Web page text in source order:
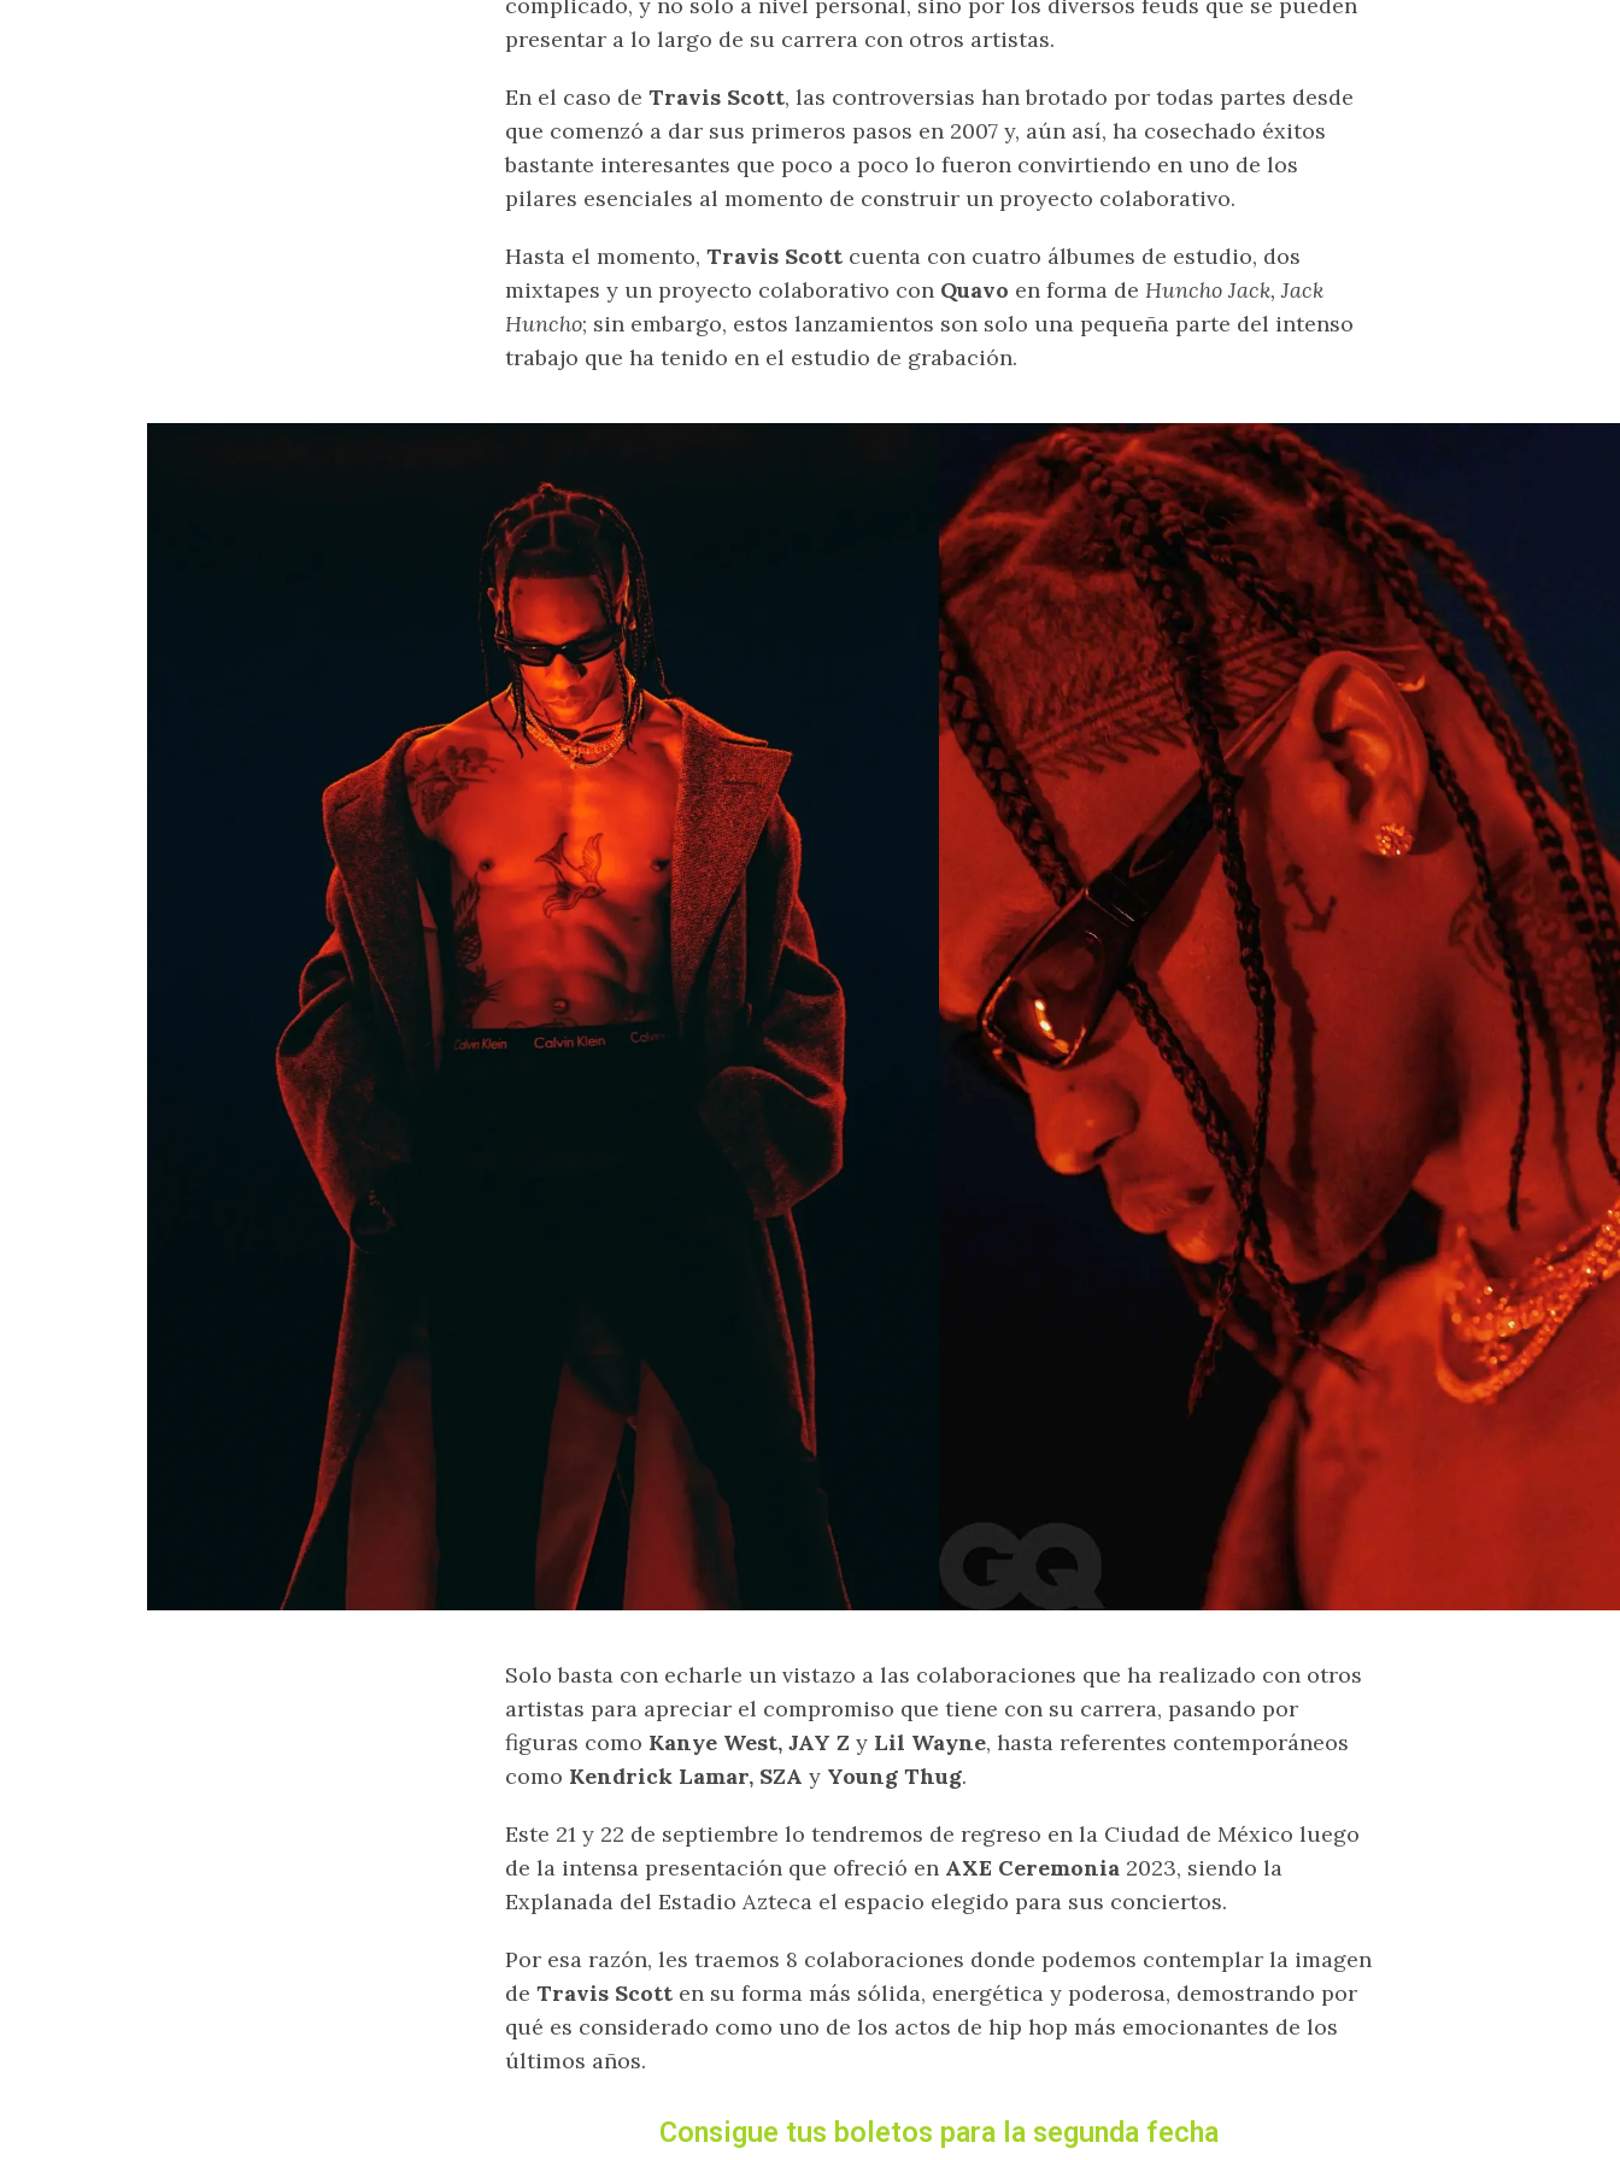
presentar a lo largo de su carrera con otros artistas.
En el caso de Travis Scott, las controversias han brotado por todas partes desde
que comenzó a dar sus primeros pasos en 2007 y, aún así, ha cosechado éxitos
bastante interesantes que poco a poco lo fueron convirtiendo en uno de los
pilares esenciales al momento de construir un proyecto colaborativo.
Hasta el momento, Travis Scott cuenta con cuatro álbumes de estudio, dos
mixtapes y un proyecto colaborativo con Quavo en forma de Huncho Jack, Jack
Huncho; sin embargo, estos lanzamientos son solo una pequeña parte del intenso
trabajo que ha tenido en el estudio de grabación.
Solo basta con echarle un vistazo a las colaboraciones que ha realizado con otros
artistas para apreciar el compromiso que tiene con su carrera, pasando por
figuras como Kanye West, JAY Z y Lil Wayne, hasta referentes contemporáneos
como Kendrick Lamar, SZA y Young Thug.
Este 21 y 22 de septiembre lo tendremos de regreso en la Ciudad de México luego
de la intensa presentación que ofreció en AXE Ceremonia 2023, siendo la
Explanada del Estadio Azteca el espacio elegido para sus conciertos.
Por esa razón, les traemos 8 colaboraciones donde podemos contemplar la imagen
de Travis Scott en su forma más sólida, energética y poderosa, demostrando por
qué es considerado como uno de los actos de hip hop más emocionantes de los
últimos años.
Consigue tus boletos para la segunda fecha